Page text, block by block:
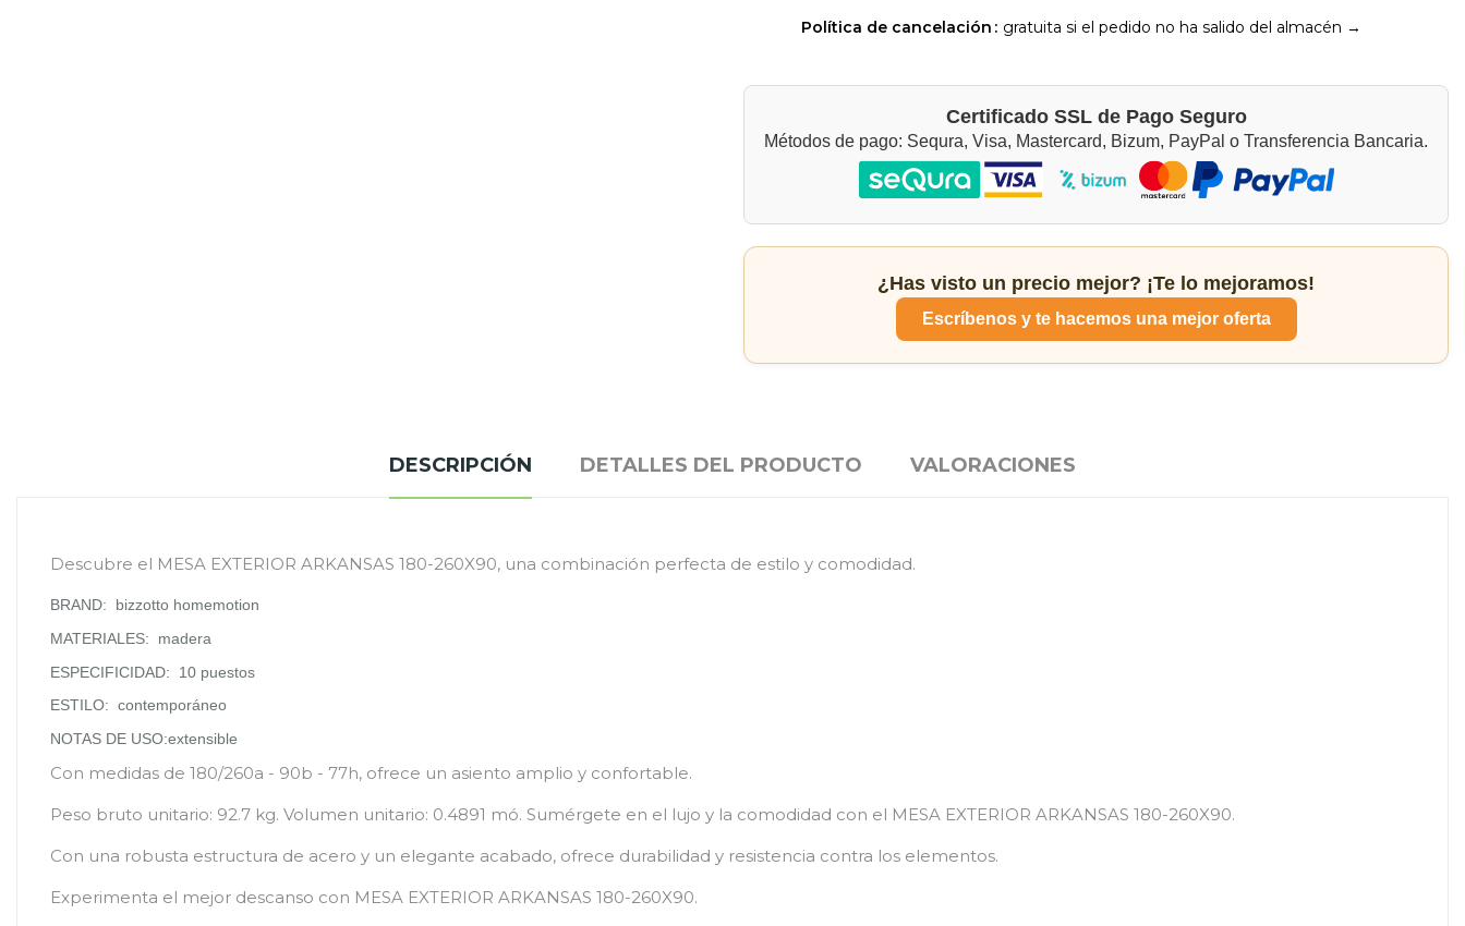
Política de cancelación gratuita si el pedido no ha salido del almacén →
Certificado SSL de Pago Seguro
Métodos de pago: Sequra, Visa, Mastercard, Bizum, PayPal o Transferencia Bancaria.
¿Has visto un precio mejor? ¡Te lo mejoramos!
Escríbenos y te hacemos una mejor oferta
DESCRIPCIÓN DETALLES DEL PRODUCTO VALORACIONES
Descubre el MESA EXTERIOR ARKANSAS 180-260X90, una combinación perfecta de estilo y comodidad.
BRAND: bizzotto homemotion
MATERIALES: madera
ESPECIFICIDAD: 10 puestos
ESTILO: contemporáneo
NOTAS DE USO:extensible
Con medidas de 180/260a - 90b - 77h, ofrece un asiento amplio y confortable.
Peso bruto unitario: 92.7 kg. Volumen unitario: 0.4891 mó. Sumérgete en el lujo y la comodidad con el MESA EXTERIOR ARKANSAS 180-260X90.
Con una robusta estructura de acero y un elegante acabado, ofrece durabilidad y resistencia contra los elementos.
Experimenta el mejor descanso con MESA EXTERIOR ARKANSAS 180-260X90.